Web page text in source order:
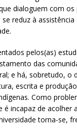
dialoguem com
reduz à
pelos(as)
das
e há, sobretudo, o
escrita e
Como
é incapaz de
torna-se,